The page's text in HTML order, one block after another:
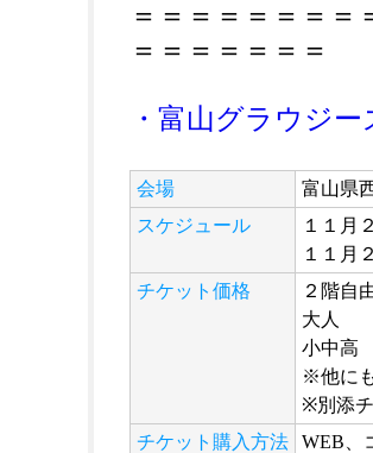
＝＝＝＝＝＝＝＝
＝＝＝＝＝＝＝
・富山グラウジ
会場
富山県
スケジュール
１１月
１１月
チケット価格
２階自
大人
小中高
※他に
※別添
チケット購入方法
WEB、